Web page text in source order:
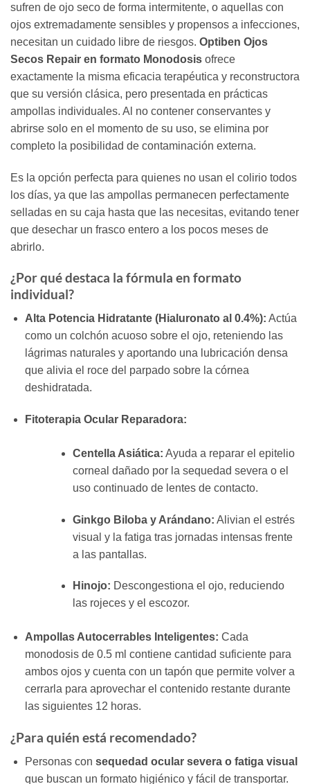
sufren de ojo seco de forma intermitente, o aquellas con
ojos extremadamente sensibles y propensos a infecciones,
necesitan un cuidado libre de riesgos. Optiben Ojos
Secos Repair en formato Monodosis ofrece
exactamente la misma eficacia terapéutica y reconstructora
que su versión clásica, pero presentada en prácticas
ampollas individuales. Al no contener conservantes y
abrirse solo en el momento de su uso, se elimina por
completo la posibilidad de contaminación externa.
Es la opción perfecta para quienes no usan el colirio todos
los días, ya que las ampollas permanecen perfectamente
selladas en su caja hasta que las necesitas, evitando tener
que desechar un frasco entero a los pocos meses de
abrirlo.
¿Por qué destaca la fórmula en formato
individual?
Alta Potencia Hidratante (Hialuronato al 0.4%): Actúa
como un colchón acuoso sobre el ojo, reteniendo las
lágrimas naturales y aportando una lubricación densa
que alivia el roce del parpado sobre la córnea
deshidratada.
Fitoterapia Ocular Reparadora:
Centella Asiática: Ayuda a reparar el epitelio
corneal dañado por la sequedad severa o el
uso continuado de lentes de contacto.
Ginkgo Biloba y Arándano: Alivian el estrés
visual y la fatiga tras jornadas intensas frente
a las pantallas.
Hinojo: Descongestiona el ojo, reduciendo
las rojeces y el escozor.
Ampollas Autocerrables Inteligentes: Cada
monodosis de 0.5 ml contiene cantidad suficiente para
ambos ojos y cuenta con un tapón que permite volver a
cerrarla para aprovechar el contenido restante durante
las siguientes 12 horas.
¿Para quién está recomendado?
Personas con sequedad ocular severa o fatiga visual
que buscan un formato higiénico y fácil de transportar.